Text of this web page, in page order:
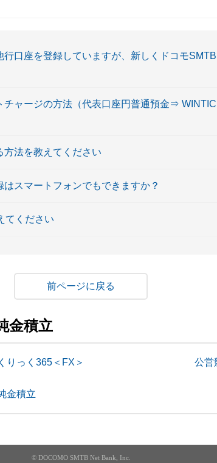
行口座を登録していますが、新しくドコモ
チャージの方法（代表口座円普通預金⇒
方法を教えてください
スマートフォンでもできますか？
てください
戻る
金積立
くりっく365＜FX＞ 公営
金積立
© DOCOMO SMTB Net Bank, Inc.